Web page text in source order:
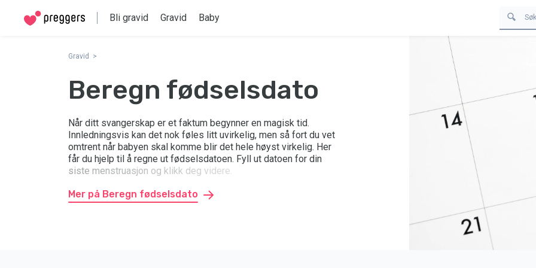
Bli gravid Gravid Baby
Gravid
Beregn fødselsdato
Når ditt svangerskap er et faktum begynner en magisk tid.
Innledningsvis kan det nok føles litt uvirkelig, men så fort du vet
omtrent når babyen skal komme blir det hele høyst virkelig. Her
får du hjelp til å regne ut fødselsdatoen. Fyll ut datoen for din
siste menstruasjon og klikk deg videre.
Mer på Beregn fødselsdato